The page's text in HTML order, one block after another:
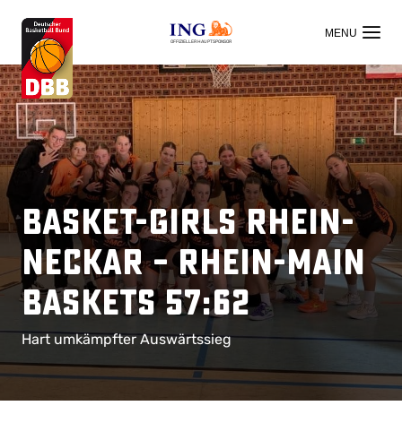
OFFIZIELLER HAUPTSPONSOR
Basket-Girls Rhein-
Neckar – Rhein-Main
Baskets 57:62
Hart umkämpfter Auswärtssieg